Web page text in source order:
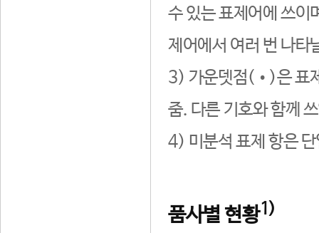
수 있는 표제어에 쓰이
제어에서 여러 번 나타
3) 가운뎃점(•)은 표
줌. 다른 기호와 함께
4) 미분석 표제 항은
품사별 현황1)